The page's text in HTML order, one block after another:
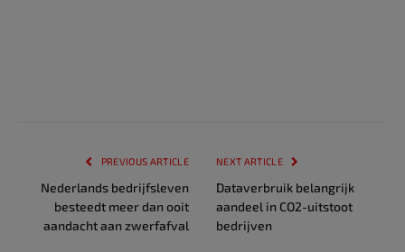
PREVIOUS ARTICLE
Nederlands bedrijfsleven
besteedt meer dan ooit
aandacht aan zwerfafval
NEXT ARTICLE
Dataverbruik belangrijk
aandeel in CO2-uitstoot
bedrijven